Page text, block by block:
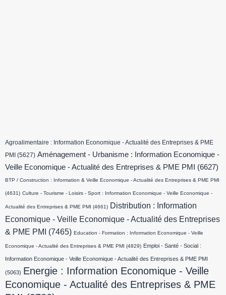
Agroalimentaire : Information Economique - Actualité des Entreprises & PME
PMI (5627) Aménagement - Urbanisme : Information Economique -
Veille Economique - Actualité des Entreprises & PME PMI
(6627)
BTP / Construction : Information & Veille Economique - Actualité des Entreprises & PME PMI
(4631) Culture - Tourisme - Loisirs - Sport : Information Economique - Veille Economique -
Actualité des Entreprises & PME PMI (4661) Distribution : Information
Economique - Veille Economique - Actualité des Entreprises
& PME PMI
(7465) Education - Formation : Information Economique - Veille
Economique - Actualité des Entreprises & PME PMI (4829) Emploi - Santé - Social :
Information Economique - Veille Economique - Actualité des Entreprises & PME PMI
(5063) Energie : Information Economique - Veille
Economique - Actualité des Entreprises & PME